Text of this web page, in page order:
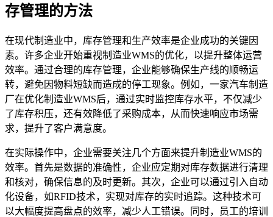
存管理的方法
在现代制造业中，库存管理和生产效率是企业成功的关键因
素。许多企业开始重视制造业WMS的优化，以提升整体运营
效率。通过合理的库存管理，企业能够确保生产线的顺畅运
转，避免因物料短缺而造成的停工现象。例如，一家汽车制造
厂在优化制造业WMS后，通过实时监控库存水平，不仅减少
了库存积压，还有效降低了采购成本，从而快速响应市场需
求，提升了客户满意度。
在实际操作中，企业需要关注几个方面来提升制造业WMS的
效率。首先是数据的准确性，企业应定期对库存数据进行清理
和核对，确保信息的及时更新。其次，企业可以通过引入自动
化设备，如RFID技术，实现对库存的实时追踪。这种技术可
以大幅度提高盘点的效率，减少人工错误。同时，员工的培训